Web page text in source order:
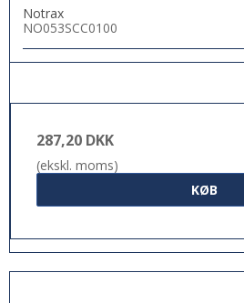
Notrax
NO053SCC0100
287,20 DKK
(ekskl. moms)
KØB